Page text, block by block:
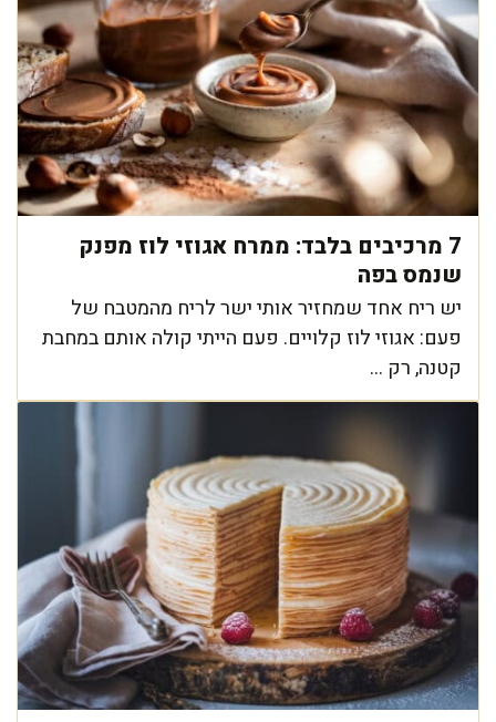
7 מרכיבים בלבד: ממרח אגוזי לוז מפנק
שנמס בפה
יש ריח אחד שמחזיר אותי ישר לריח מהמטבח של
פעם: אגוזי לוז קלויים. פעם הייתי קולה אותם במחבת
קטנה, רק ...